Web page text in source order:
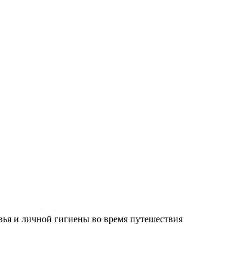
и личной гигиены во время путешествия